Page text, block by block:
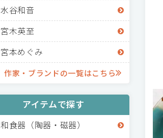
水谷和音
宮木英至
宮本めぐみ
作家・ブランドの一覧はこちら
アイテムで探す
和食器（陶器・磁器）